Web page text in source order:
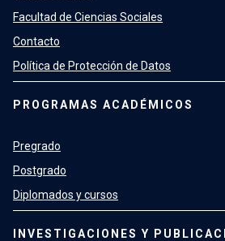
Facultad de Ciencias Sociales
Contacto
Política de Protección de Datos
PROGRAMAS ACADÉMICOS
Pregrado
Postgrado
Diplomados y cursos
INVESTIGACIONES Y